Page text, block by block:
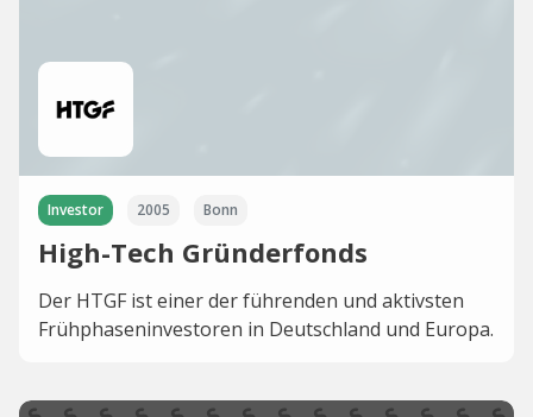
Investor 2005 Bonn
High-Tech Gründerfonds
Der HTGF ist einer der führenden und aktivsten
Frühphaseninvestoren in Deutschland und Europa.